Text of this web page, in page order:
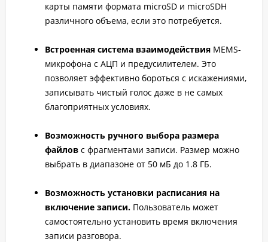
карты памяти формата microSD и microSDH
различного объема, если это потребуется.
Встроенная система взаимодействия MEMS-
микрофона с АЦП и предусилителем. Это
позволяет эффективно бороться с искажениями,
записывать чистый голос даже в не самых
благоприятных условиях.
Возможность ручного выбора размера
файлов с фрагментами записи. Размер можно
выбрать в диапазоне от 50 мБ до 1.8 ГБ.
Возможность установки расписания на
включение записи. Пользователь может
самостоятельно установить время включения
записи разговора.